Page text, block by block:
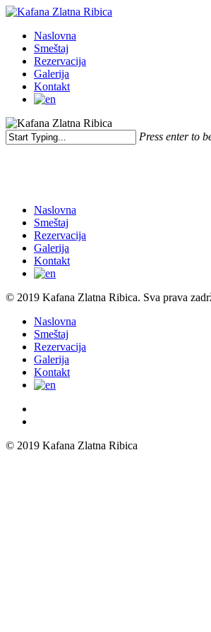
Skip
main
content
Menu
Naslovna
Smeštaj
Rezervacija
Galerija
Kontakt
Press enter to
Naslovna
Smeštaj
Rezervacija
Galerija
Kontakt
© 2019 Kafana Zlatna Ribica. Sva prava
Close
Menu
Naslovna
Smeštaj
Rezervacija
Galerija
Kontakt
© 2019 Kafana Zlatna Ribica